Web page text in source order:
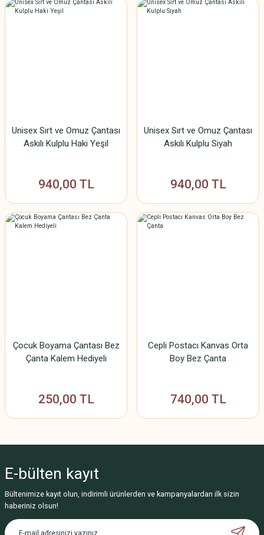
Unisex Sırt ve Omuz Çantası
Askılı Kulplu Haki Yeşil
940,00 TL
Unisex Sırt ve Omuz Çantası
Askılı Kulplu Siyah
940,00 TL
Çocuk Boyama Çantası Bez
Çanta Kalem Hediyeli
250,00 TL
Cepli Postacı Kanvas Orta
Boy Bez Çanta
740,00 TL
E-bülten kayıt
Bültenimize kayıt olun, indirimli ürünlerden ve kampanyalardan ilk sizin
haberiniz olsun!